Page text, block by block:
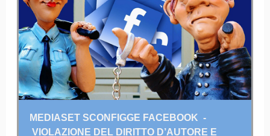
MEDIASET SCONFIGGE FACEBOOK -
VIOLAZIONE DEL DIRITTO D’AUTORE E